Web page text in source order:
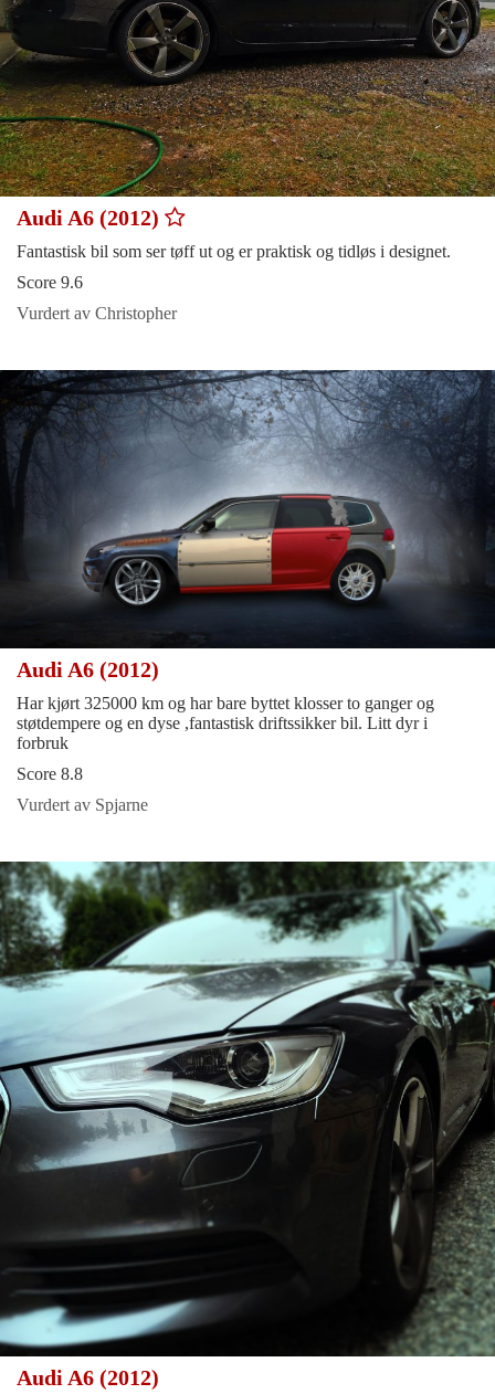
Audi A6 (2012)
Fantastisk bil som ser tøff ut og er praktisk og tidløs i designet.
Score 9.6
Vurdert av Christopher
Audi A6 (2012)
Har kjørt 325000 km og har bare byttet klosser to ganger og
støtdempere og en dyse ,fantastisk driftssikker bil. Litt dyr i
forbruk
Score 8.8
Vurdert av Spjarne
Audi A6 (2012)